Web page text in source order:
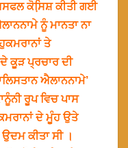
ਕੋਸਿ਼ਸ਼ ਕੀਤੀ ਗਈ
ਨੂੰ ਮਾਨਤਾ ਨਾ
ਤੇ
ਕੂੜ ਪ੍ਰਚਾਰ ਦੀ
ਐਲਾਨਨਾਮੇ’
ਰੂਪ ਵਿਚ ਪਾਸ
ਦੇ ਮੂੰਹ ਉਤੇ
ਕੀਤਾ ਸੀ ।